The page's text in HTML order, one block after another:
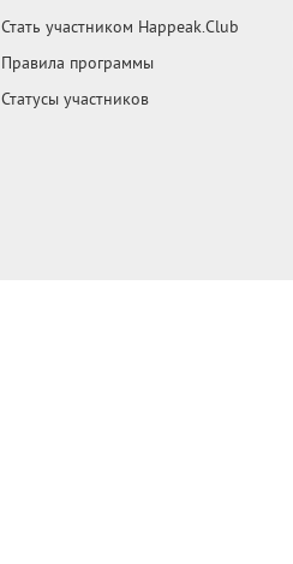
Стать участником Happeak.Club
Правила программы
Статусы участников